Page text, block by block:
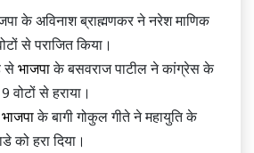
के अविनाश ब्राह्मणकर ने नरेश माणिक
से पराजित किया।
सेभाजपाके बसवराज पाटील ने कांग्रेस के
से हराया।
भाजपाके बागी गोकुल गीते ने महायुति के
को हरा दिया।